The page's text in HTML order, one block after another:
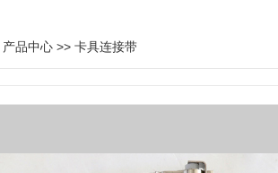
产品中心 >> 卡具连接带